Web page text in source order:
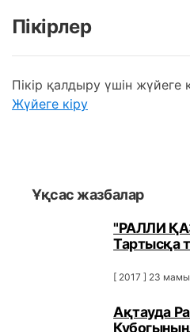
Пікірлер
Пікір қалдыру үшін жүйеге
Жүйеге кіру
Ұқсас жазбалар
"РАЛЛИ
Тартысқа
[ 2017 ] 23
Ақтауда